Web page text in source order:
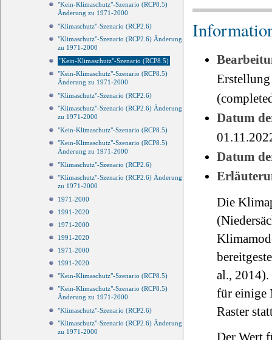
"Kein-Klimaschutz"-Szenario (RCP8.5)
Änderung zu 1971-2000
"Klimaschutz"-Szenario (RCP2.6)
"Klimaschutz"-Szenario (RCP2.6) Änderung
zu 1971-2000
"Kein-Klimaschutz"-Szenario (RCP8.5)
"Kein-Klimaschutz"-Szenario (RCP8.5)
Änderung zu 1971-2000
"Klimaschutz"-Szenario (RCP2.6)
"Klimaschutz"-Szenario (RCP2.6) Änderung
zu 1971-2000
"Kein-Klimaschutz"-Szenario (RCP8.5)
"Kein-Klimaschutz"-Szenario (RCP8.5)
Änderung zu 1971-2000
"Klimaschutz"-Szenario (RCP2.6)
"Klimaschutz"-Szenario (RCP2.6) Änderung
zu 1971-2000
1971-2000
1991-2020
1971-2000
1991-2020
1971-2000
1991-2020
"Kein-Klimaschutz"-Szenario (RCP8.5)
"Kein-Klimaschutz"-Szenario (RCP8.5)
Änderung zu 1971-2000
"Klimaschutz"-Szenario (RCP2.6)
"Klimaschutz"-Szenario (RCP2.6) Änderung
zu 1971-2000
Erstellung
Datum
Datum
Die
al.,
für einige
Raster